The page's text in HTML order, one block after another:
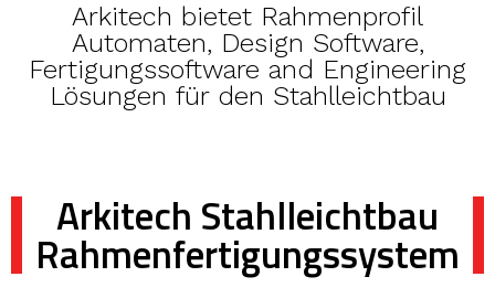
Arkitech bietet Rahmenprofil
Automaten, Design Software,
Fertigungssoftware and Engineering
Lösungen für den Stahlleichtbau
Arkitech Stahlleichtbau
Rahmenfertigungssystem